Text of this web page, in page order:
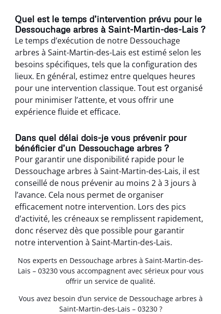
Quel est le temps d’intervention prévu pour le
Dessouchage arbres à Saint-Martin-des-Lais ?
Le temps d’exécution de notre Dessouchage
arbres à Saint-Martin-des-Lais est estimé selon les
besoins spécifiques, tels que la configuration des
lieux. En général, estimez entre quelques heures
pour une intervention classique. Tout est organisé
pour minimiser l’attente, et vous offrir une
expérience fluide et efficace.
Dans quel délai dois-je vous prévenir pour
bénéficier d’un Dessouchage arbres ?
Pour garantir une disponibilité rapide pour le
Dessouchage arbres à Saint-Martin-des-Lais, il est
conseillé de nous prévenir au moins 2 à 3 jours à
l’avance. Cela nous permet de organiser
efficacement notre intervention. Lors des pics
d’activité, les créneaux se remplissent rapidement,
donc réservez dès que possible pour garantir
notre intervention à Saint-Martin-des-Lais.
Nos experts en Dessouchage arbres à Saint-Martin-des-
Lais – 03230 vous accompagnent avec sérieux pour vous
offrir un service de qualité.
Vous avez besoin d’un service de Dessouchage arbres à
Saint-Martin-des-Lais – 03230 ?